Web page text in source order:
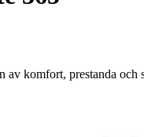
av komfort, prestanda